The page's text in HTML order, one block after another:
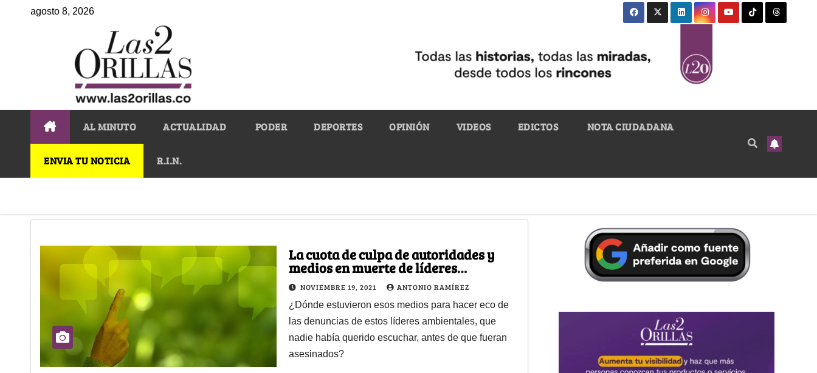
agosto 8, 2026
AL MINUTO ACTUALIDAD PODER DEPORTES OPINIÓN VIDEOS EDICTOS NOTA CIUDADANA
ENVIA TU NOTICIA R.I.N.
La cuota de culpa de autoridades y
medios en muerte de líderes
ambientales
NOVIEMBRE 19, 2021 ANTONIO RAMÍREZ
¿Dónde estuvieron esos medios para hacer eco de
las denuncias de estos líderes ambientales, que
nadie había querido escuchar, antes de que fueran
asesinados?